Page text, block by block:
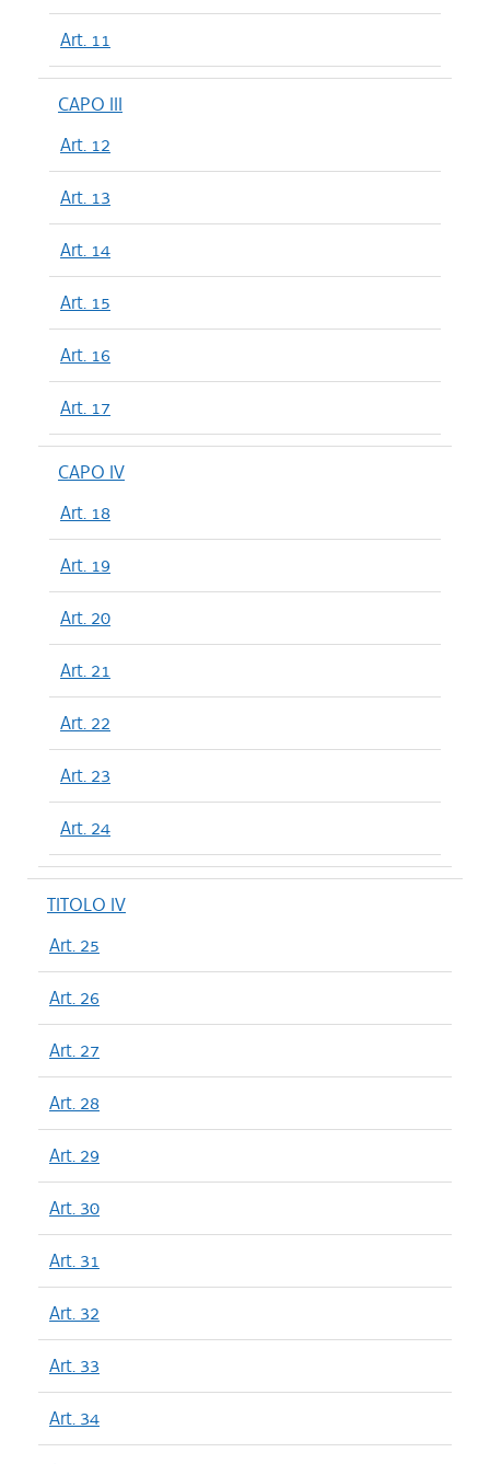
Art. 11
CAPO III
Art. 12
Art. 13
Art. 14
Art. 15
Art. 16
Art. 17
CAPO IV
Art. 18
Art. 19
Art. 20
Art. 21
Art. 22
Art. 23
Art. 24
TITOLO IV
Art. 25
Art. 26
Art. 27
Art. 28
Art. 29
Art. 30
Art. 31
Art. 32
Art. 33
Art. 34